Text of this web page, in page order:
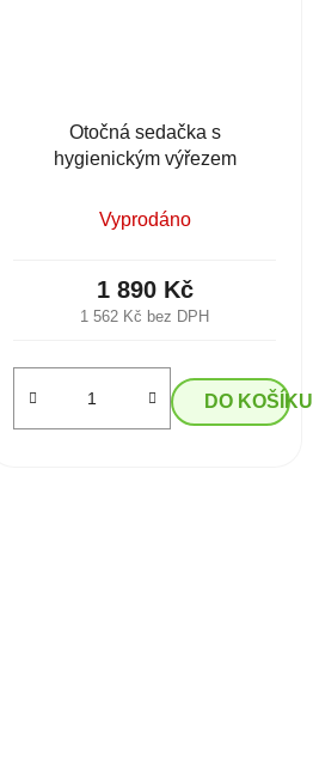
Otočná sedačka s
hygienickým výřezem
Vyprodáno
1 562 Kč bez DPH
1 890 Kč
DO KOŠÍKU